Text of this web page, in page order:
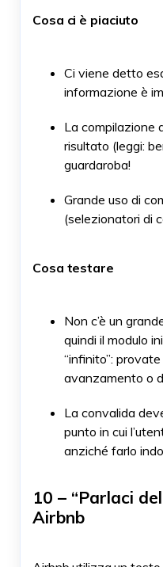
Cosa ci è piaciuto
Ci viene detto
informazione è
La compilazione
risultato (leggi:
guardaroba!
Grande uso di
(selezionatori di
Cosa testare
Non c’è un
quindi il modulo
“infinito”:
avanzamento o
La convalida
punto in cui
anziché farlo
10 – “Parlaci
Airbnb